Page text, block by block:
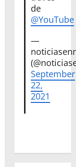
de
@YouTube
—
September
22,
2021